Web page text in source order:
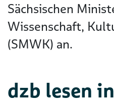
Sächsischen
Wissenschaft,
(SMWK) an.
dzb lesen